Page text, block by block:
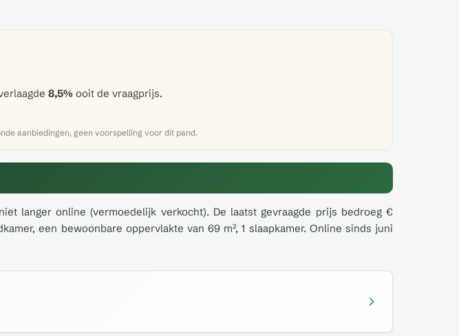
8,5% ooit de vraagprijs.
aanbiedingen, geen voorspelling voor dit pand.
langer online (vermoedelijk verkocht). De laatst gevraagde prijs bedroeg €
een bewoonbare oppervlakte van 69 m², 1 slaapkamer. Online sinds juni